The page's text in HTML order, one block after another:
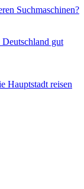
Suchmaschinen?
gut
Hauptstadt reisen